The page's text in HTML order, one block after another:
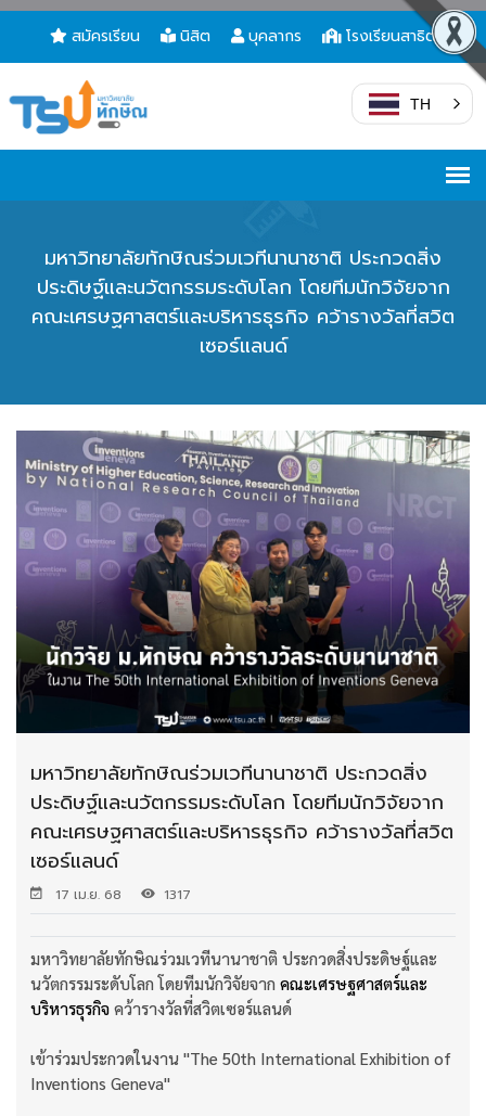
สมัครเรียน นิสิต บุคลากร โรงเรียนสาธิต
TH
มหาวิทยาลัยทักษิณร่วมเวทีนานาชาติ ประกวดสิ่ง
ประดิษฐ์และนวัตกรรมระดับโลก โดยทีมนักวิจัยจาก
คณะเศรษฐศาสตร์และบริหารธุรกิจ คว้ารางวัลที่สวิต
เซอร์แลนด์
มหาวิทยาลัยทักษิณร่วมเวทีนานาชาติ ประกวดสิ่ง
ประดิษฐ์และนวัตกรรมระดับโลก โดยทีมนักวิจัยจาก
คณะเศรษฐศาสตร์และบริหารธุรกิจ คว้ารางวัลที่สวิต
เซอร์แลนด์
17 เม.ย. 68 1317
มหาวิทยาลัยทักษิณร่วมเวทีนานาชาติ ประกวดสิ่งประดิษฐ์และ
นวัตกรรมระดับโลก โดยทีมนักวิจัยจาก คณะเศรษฐศาสตร์และ
บริหารธุรกิจ คว้ารางวัลที่สวิตเซอร์แลนด์
เข้าร่วมประกวดในงาน "The 50th International Exhibition of
Inventions Geneva"